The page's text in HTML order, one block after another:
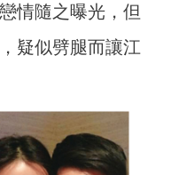
情隨之曝光，但
疑似劈腿而讓江